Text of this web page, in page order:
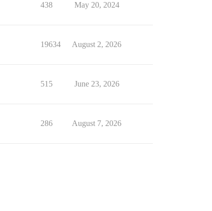
438 May 20, 2024
19634 August 2, 2026
515 June 23, 2026
286 August 7, 2026